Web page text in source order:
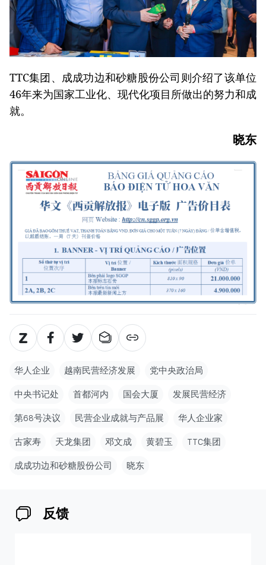
TTC集团、成成功边和砂糖股份公司则介绍了该单位
46年来为国家工业化、现代化项目所做出的努力和成
就。
晓东
华人企业 越南民营经济发展 党中央政治局
中央书记处 首都河内 国会大厦 发展民营经济
第68号决议 民营企业成就与产品展 华人企业家
古家寿 天龙集团 邓文成 黄碧玉 TTC集团
成成功边和砂糖股份公司 晓东
反馈